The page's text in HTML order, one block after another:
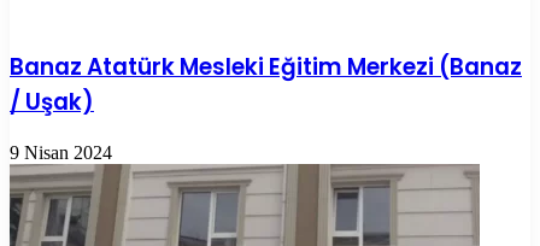
Banaz Atatürk Mesleki Eğitim Merkezi (Banaz
/ Uşak)
9 Nisan 2024